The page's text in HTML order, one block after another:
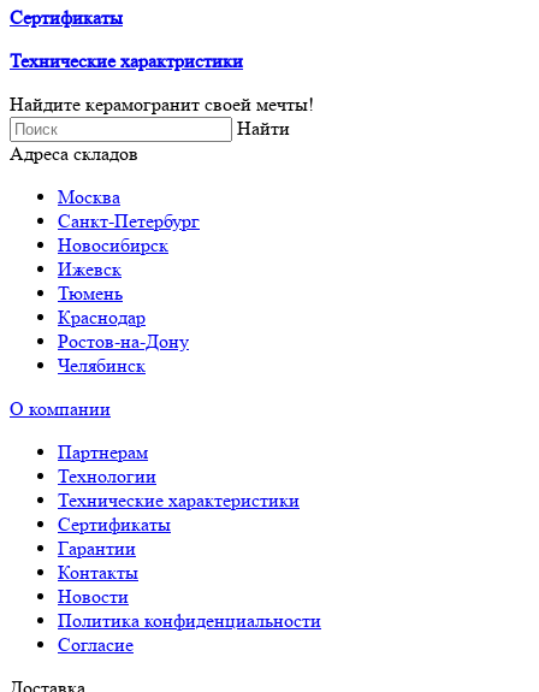
Сертификаты
Технические характристики
Найдите керамогранит своей мечты!
Найти
Адреса складов
Москва
Санкт-Петербург
Новосибирск
Ижевск
Тюмень
Краснодар
Ростов-на-Дону
Челябинск
О компании
Партнерам
Технологии
Технические характеристики
Сертификаты
Гарантии
Контакты
Новости
Политика конфиденциальности
Согласие